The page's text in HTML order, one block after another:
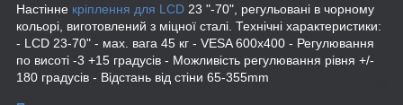
Настінне кріплення для LCD 23 "-70", регульовані в чорному
кольорі, виготовлений з міцної сталі. Технічні характеристики:
- LCD 23-70" - мах. вага 45 кг - VESA 600x400 - Регулювання
по висоті -3 +15 градусів - Можливість регулювання рівня +/-
180 градусів - Відстань від стіни 65-355mm